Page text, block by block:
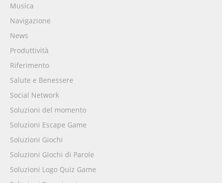
Musica
Navigazione
News
Produttività
Riferimento
Salute e Benessere
Social Network
Soluzioni del momento
Soluzioni Escape Game
Soluzioni Giochi
Soluzioni Giochi di Parole
Soluzioni Logo Quiz Game